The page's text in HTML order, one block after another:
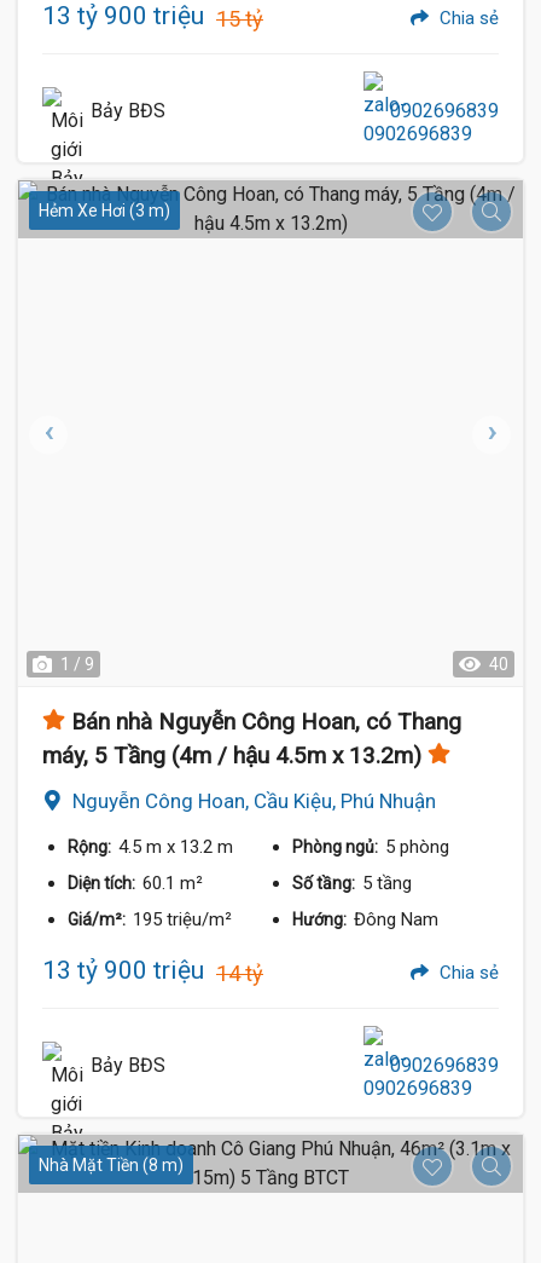
13 tỷ 900 triệu 15 tỷ Chia sẻ
Bảy BĐS 0902696839
Hẻm Xe Hơi (3 m)
1 / 9 40
Bán nhà Nguyễn Công Hoan, có Thang
máy, 5 Tầng (4m / hậu 4.5m x 13.2m)
Nguyễn Công Hoan, Cầu Kiệu, Phú Nhuận
Rộng: 4.5 m x 13.2 m Phòng ngủ: 5 phòng
Diện tích: 60.1 m² Số tầng: 5 tầng
Giá/m²: 195 triệu/m² Hướng: Đông Nam
13 tỷ 900 triệu 14 tỷ Chia sẻ
Bảy BĐS 0902696839
Nhà Mặt Tiền (8 m)